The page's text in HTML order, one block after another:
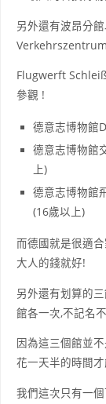
另外還有波昂分
Flugwerft
參觀 !
德意志博物館
德意志博物館
上)
德意志博物館
(16歲以上)
而德國就是很適
大人的錢就好!
另外還有划算的
館各一次,不記名
因為這三個館並
花一天半的時間
我們這次只有一